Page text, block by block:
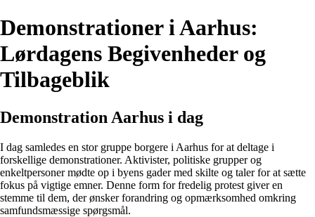
Demonstrationer i Aarhus:
Lørdagens Begivenheder og
Tilbageblik
Demonstration Aarhus i dag
I dag samledes en stor gruppe borgere i Aarhus for at deltage i
forskellige demonstrationer. Aktivister, politiske grupper og
enkeltpersoner mødte op i byens gader med skilte og taler for at sætte
fokus på vigtige emner. Denne form for fredelig protest giver en
stemme til dem, der ønsker forandring og opmærksomhed omkring
samfundsmæssige spørgsmål.